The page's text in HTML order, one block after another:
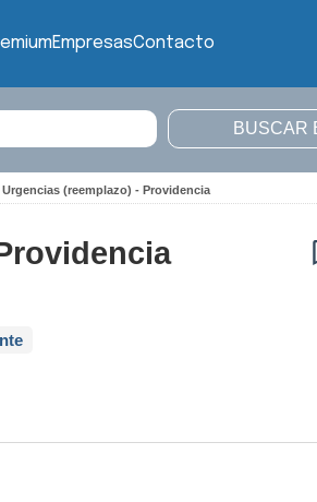
EmpresasContacto
Urgencias (reemplazo) - Providencia